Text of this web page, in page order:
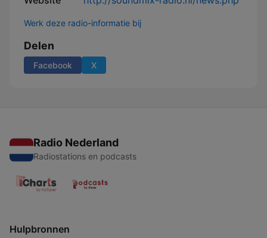
Werk deze radio-informatie bij
Delen
Facebook X
Radio Nederland
Radiostations en podcasts
Hulpbronnen